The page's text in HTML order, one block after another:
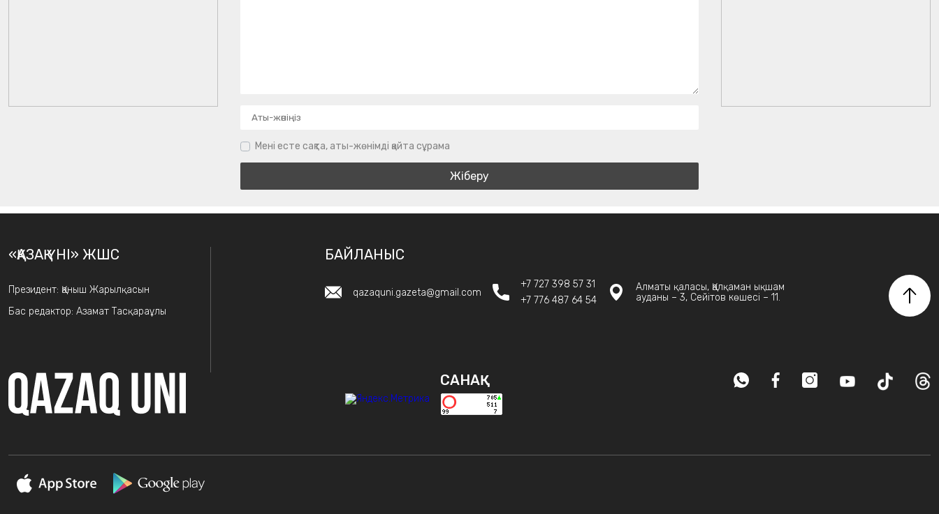
Мені есте сақта, аты-жөнімді қайта сұрама
«ҚАЗАҚ ҮНІ» ЖШС
Президент: Қаныш Жарылқасын
Бас редактор: Азамат Тасқараұлы
БАЙЛАНЫС
qazaquni.gazeta@gmail.com
+7 727 398 57 31
+7 776 487 64 54
Алматы қаласы, Қалқаман ықшам
ауданы – 3, Сейітов көшесі – 11.
САНАҚ